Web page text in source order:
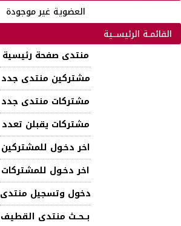
العضوية غير موجودة
القائمـة الرئيســية
منتدى صفحة رئيسية
مشتركين منتدى جدد
مشتركات منتدى جدد
مشتركات يقبلن تعدد
اخر دخـول للمشتركين
اخر دخـول للمشتركات
دخول وتسجيل منتدى
بــحــث منتدى القطيف